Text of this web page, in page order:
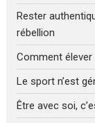
Rester
rébellion
Comment
Le sport n’est
Être avec soi,